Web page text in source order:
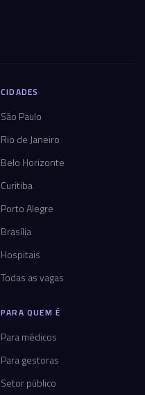
CIDADES
São Paulo
Rio de Janeiro
Belo Horizonte
Curitiba
Porto Alegre
Brasília
Hospitais
Todas as vagas
PARA QUEM É
Para médicos
Para gestoras
Setor público